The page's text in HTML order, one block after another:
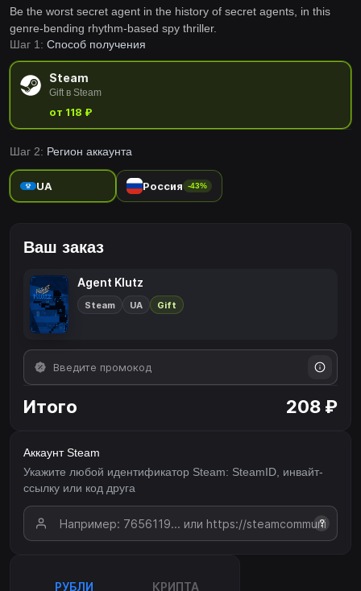
Be the worst secret agent in the history of secret agents, in this
genre-bending rhythm-based spy thriller.
Шаг 1: Способ получения
Steam
Gift в Steam
от 118 ₽
Шаг 2: Регион аккаунта
UA Россия -43%
Ваш заказ
Agent Klutz
Steam UA Gift
Итого 208 ₽
Аккаунт Steam
Укажите любой идентификатор Steam: SteamID, инвайт-
ссылку или код друга
?
РУБЛИ КРИПТА